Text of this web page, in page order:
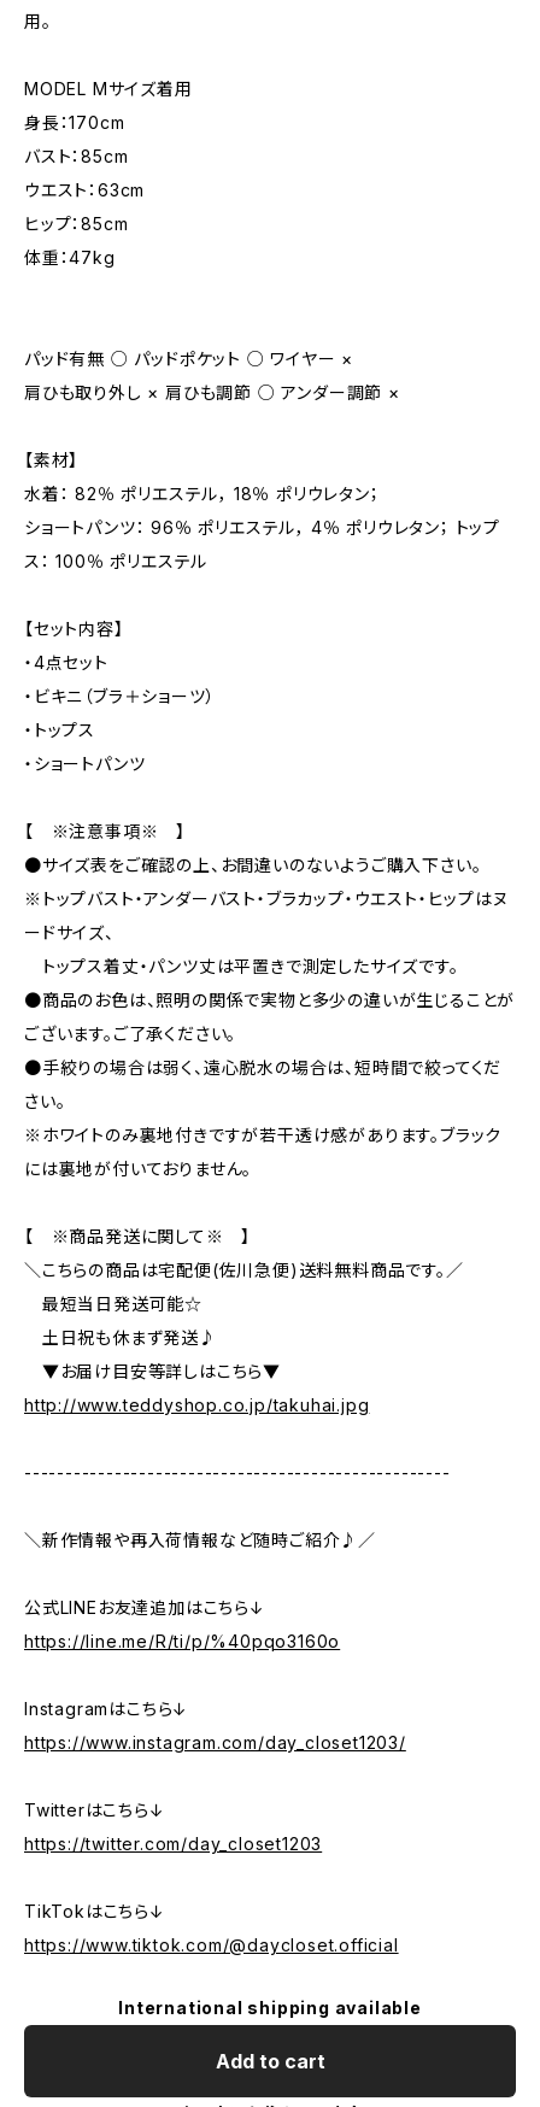
用。
MODEL Mサイズ着用
身長：170cm
バスト：85cm
ウエスト：63cm
ヒップ：85cm
体重：47kg
パッド有無 ○ パッドポケット ○ ワイヤー ×
肩ひも取り外し × 肩ひも調節 ○ アンダー調節 ×
【素材】
水着： 82％ ポリエステル， 18％ ポリウレタン；
ショートパンツ： 96％ ポリエステル， 4％ ポリウレタン； トップ
ス： 100％ ポリエステル
【セット内容】
・4点セット
・ビキニ（ブラ＋ショーツ）
・トップス
・ショートパンツ
【 ※注意事項※ 】
●サイズ表をご確認の上、お間違いのないようご購入下さい。
※トップバスト・アンダーバスト・ブラカップ・ウエスト・ヒップはヌ
ードサイズ、
トップス着丈・パンツ丈は平置きで測定したサイズです。
●商品のお色は、照明の関係で実物と多少の違いが生じることが
ございます。ご了承ください。
●手絞りの場合は弱く、遠心脱水の場合は、短時間で絞ってくだ
さい。
※ホワイトのみ裏地付きですが若干透け感があります。ブラック
には裏地が付いておりません。
【 ※商品発送に関して※ 】
＼こちらの商品は宅配便(佐川急便)送料無料商品です。／
最短当日発送可能☆
土日祝も休まず発送♪
▼お届け目安等詳しはこちら▼
http://www.teddyshop.co.jp/takuhai.jpg
----------------------------------------------------
＼新作情報や再入荷情報など随時ご紹介♪／
公式LINEお友達追加はこちら↓
https://line.me/R/ti/p/%40pqo3160o
Instagramはこちら↓
https://www.instagram.com/day_closet1203/
Twitterはこちら↓
https://twitter.com/day_closet1203
TikTokはこちら↓
https://www.tiktok.com/@daycloset.official
International shipping available
Add to cart